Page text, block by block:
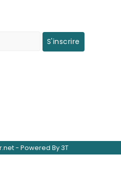
S'inscrire
- Powered By3T